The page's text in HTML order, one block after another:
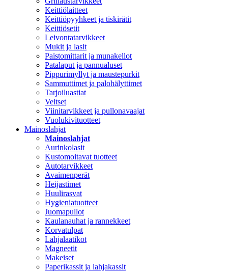
Keittiölaitteet
Keittiöpyyhkeet ja tiskirätit
Keittiösetit
Leivontatarvikkeet
Mukit ja lasit
Paistomittarit ja munakellot
Patalaput ja pannualuset
Pippurimyllyt ja maustepurkit
Sammuttimet ja palohälyttimet
Tarjoiluastiat
Veitset
Viinitarvikkeet ja pullonavaajat
Vuolukivituotteet
Mainoslahjat
Mainoslahjat
Aurinkolasit
Kustomoitavat tuotteet
Autotarvikkeet
Avaimenperät
Heijastimet
Huulirasvat
Hygieniatuotteet
Juomapullot
Kaulanauhat ja rannekkeet
Korvatulpat
Lahjalaatikot
Magneetit
Makeiset
Paperikassit ja lahjakassit